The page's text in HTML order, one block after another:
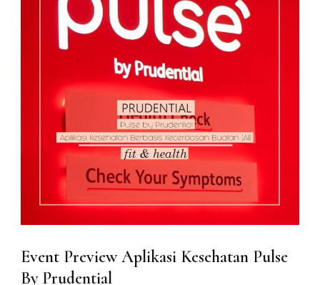
Event Preview Aplikasi Kesehatan Pulse
By Prudential